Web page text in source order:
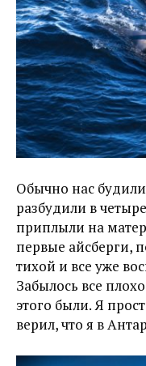
Обычно нас
разбудили в
приплыли на
первые айсберги,
тихой и все уже
Забылось все
этого были. Я
верил, что я в